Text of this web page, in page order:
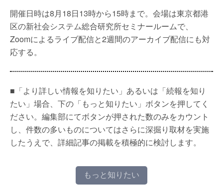
開催日時は8月18日13時から15時まで。会場は東京都港
区の新社会システム総合研究所セミナールームで、
Zoomによるライブ配信と2週間のアーカイブ配信にも対
応する。
■「より詳しい情報を知りたい」あるいは「続報を知り
たい」場合、下の「もっと知りたい」ボタンを押してく
ださい。編集部にてボタンが押された数のみをカウント
し、件数の多いものについてはさらに深掘り取材を実施
したうえで、詳細記事の掲載を積極的に検討します。
もっと知りたい